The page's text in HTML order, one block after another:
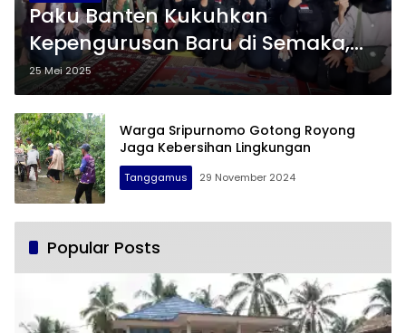
Paku Banten Kukuhkan
Kepengurusan Baru di Semaka,
Asmunir Azhari Pimpin PAC
25 Mei 2025
Warga Sripurnomo Gotong Royong
Jaga Kebersihan Lingkungan
Tanggamus 29 November 2024
Popular Posts